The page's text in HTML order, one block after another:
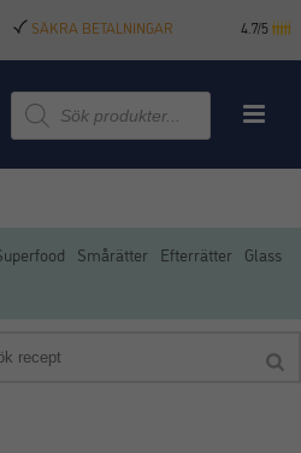
SÄKRA BETALNINGAR 4.7/5
Produktsökning
Smårätter Efterrätter Glass